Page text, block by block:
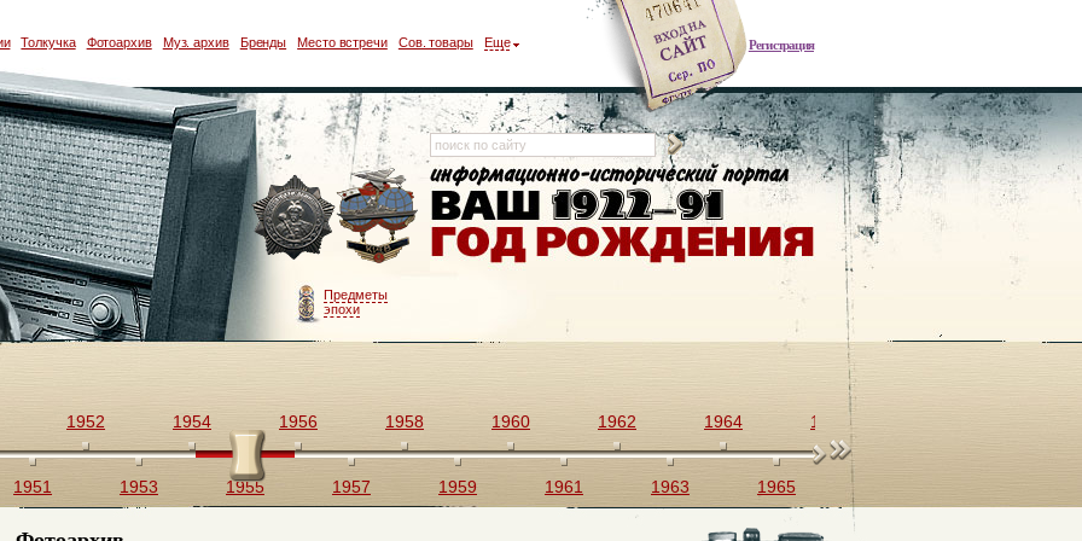
Регистрация
Толкучка Фотоархив Муз. архив Бренды Место встречи Сов. товары Еще
Предметы
эпохи
1951
1952
1953
1954
1955
1956
1957
1958
1959
1960
1961
1962
1963
1964
1965
1966